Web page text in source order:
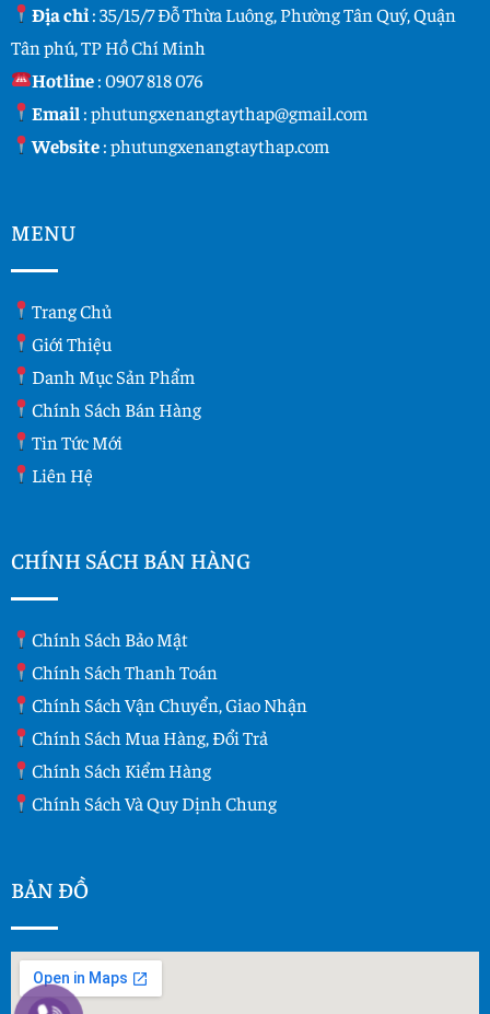
Địa chỉ: 35/15/7 Đỗ Thừa Luông, Phường Tân Quý, Quận
Tân phú, TP Hồ Chí Minh
Hotline:0907 818 076
Email :phutungxenangtaythap@gmail.com
Website:phutungxenangtaythap.com
MENU
Trang Chủ
Giới Thiệu
Danh Mục Sản Phẩm
Chính Sách Bán Hàng
Tin Tức Mới
Liên Hệ
CHÍNH SÁCH BÁN HÀNG
Chính Sách Bảo Mật
Chính Sách Thanh Toán
Chính Sách Vận Chuyển, Giao Nhận
Chính Sách Mua Hàng, Đổi Trả
Chính Sách Kiểm Hàng
Chính Sách Và Quy Dịnh Chung
BẢN ĐỒ